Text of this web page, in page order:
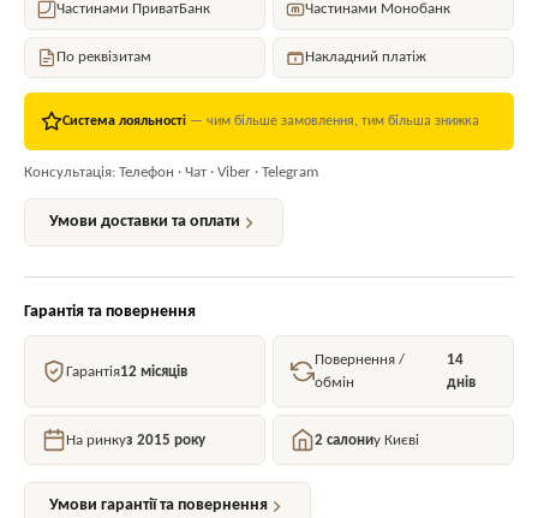
Частинами ПриватБанк Частинами Монобанк
По реквізитам Накладний платіж
Система лояльності — чим більше замовлення, тим більша знижка
Консультація: Телефон · Чат · Viber · Telegram
Умови доставки та оплати
Гарантія та повернення
Гарантія12 місяців
Повернення /
обмін
14
днів
На ринкуз 2015 року 2 салониу Києві
Умови гарантії та повернення